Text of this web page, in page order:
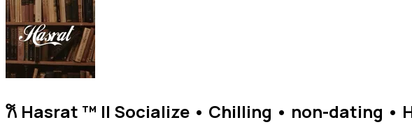
𐙚 Hasrat ™ || Socialize • Chilling • non-dating •